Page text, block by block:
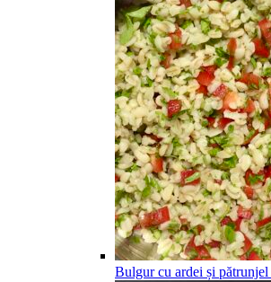
Bulgur cu ardei și pătrunjel